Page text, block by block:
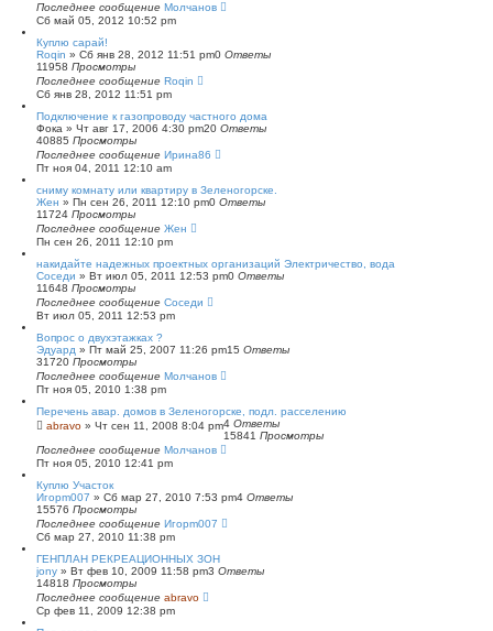
Последнее сообщение Молчанов
Сб май 05, 2012 10:52 pm
Куплю сарай!
Roqin » Сб янв 28, 2012 11:51 pm0 Ответы
11958 Просмотры
Последнее сообщение Roqin
Сб янв 28, 2012 11:51 pm
Подключение к газопроводу частного дома
Фока » Чт авг 17, 2006 4:30 pm20 Ответы
40885 Просмотры
Последнее сообщение Ирина86
Пт ноя 04, 2011 12:10 am
сниму комнату или квартиру в Зеленогорске.
Жен » Пн сен 26, 2011 12:10 pm0 Ответы
11724 Просмотры
Последнее сообщение Жен
Пн сен 26, 2011 12:10 pm
накидайте надежных проектных организаций Электричество, вода
Соседи » Вт июл 05, 2011 12:53 pm0 Ответы
11648 Просмотры
Последнее сообщение Соседи
Вт июл 05, 2011 12:53 pm
Вопрос о двухэтажках ?
Эдуард » Пт май 25, 2007 11:26 pm15 Ответы
31720 Просмотры
Последнее сообщение Молчанов
Пт ноя 05, 2010 1:38 pm
Перечень авар. домов в Зеленогорске, подл. расселению
abravo » Чт сен 11, 2008 8:04 pm4 Ответы
15841 Просмотры
Последнее сообщение Молчанов
Пт ноя 05, 2010 12:41 pm
Куплю Участок
Игорm007 » Сб мар 27, 2010 7:53 pm4 Ответы
15576 Просмотры
Последнее сообщение Игорm007
Сб мар 27, 2010 11:38 pm
ГЕНПЛАН РЕКРЕАЦИОННЫХ ЗОН
jony » Вт фев 10, 2009 11:58 pm3 Ответы
14818 Просмотры
Последнее сообщение abravo
Ср фев 11, 2009 12:38 pm